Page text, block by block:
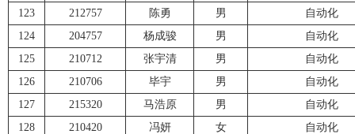
123
212757 陈勇 男
自动化
124
204757 杨成骏 男
自动化
125
210712 张宇清 男
自动化
126
210706 毕宇 男
自动化
127
215320 马浩原 男
自动化
128
210420 冯妍 女
自动化